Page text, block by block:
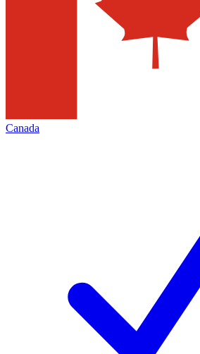
Canada